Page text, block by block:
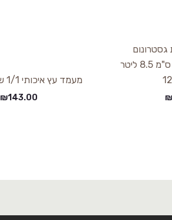
53X32.5X6.5- 1/1 ס"מ 8.5 ליטר
₪
מעמד עץ איכותי 1/1 שיפוע 18ס"מ
₪143.00